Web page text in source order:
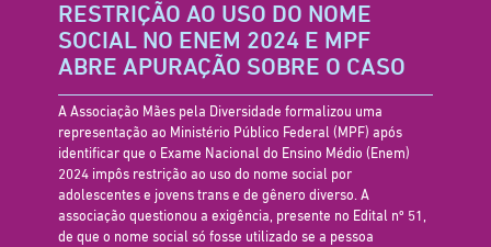
RESTRIÇÃO AO USO DO NOME
SOCIAL NO ENEM 2024 E MPF
ABRE APURAÇÃO SOBRE O CASO
A Associação Mães pela Diversidade formalizou uma
representação ao Ministério Público Federal (MPF) após
identificar que o Exame Nacional do Ensino Médio (Enem)
2024 impôs restrição ao uso do nome social por
adolescentes e jovens trans e de gênero diverso. A
associação questionou a exigência, presente no Edital nº 51,
de que o nome social só fosse utilizado se a pessoa